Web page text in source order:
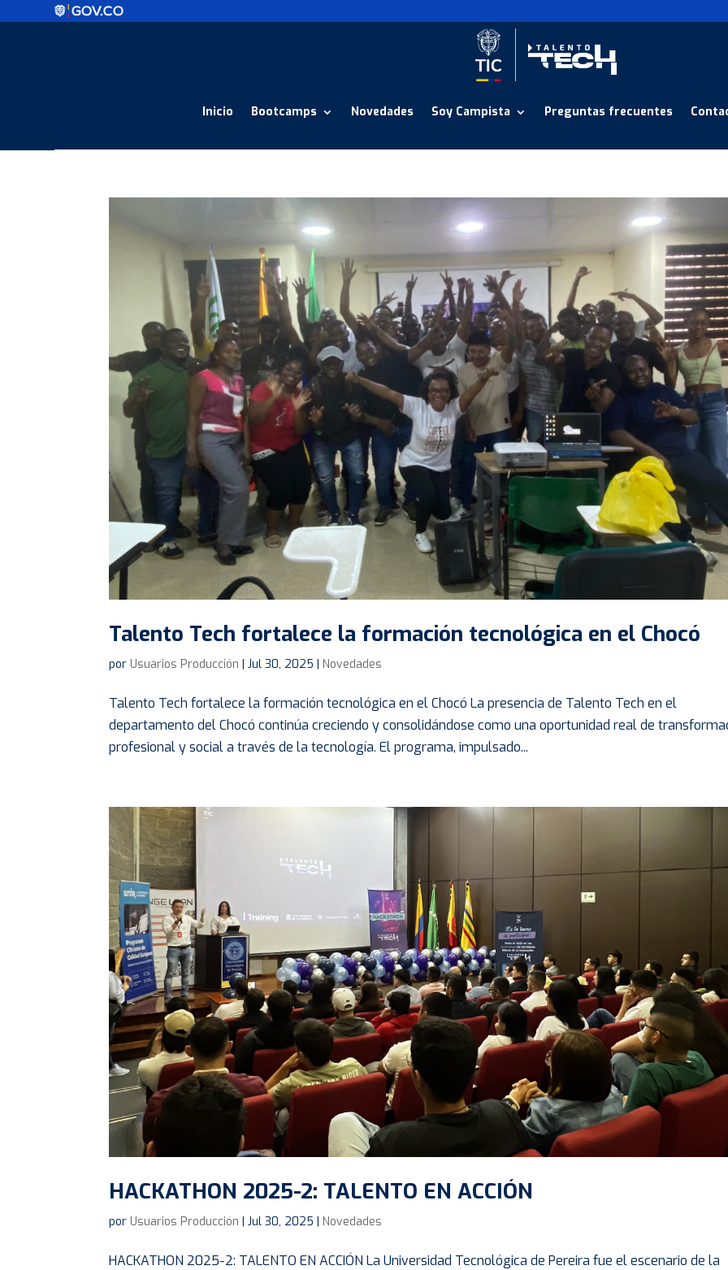
Inicio Bootcamps Novedades Soy Campista Preguntas frecuentes
Talento Tech fortalece la formación tecnológica en el Chocó
por Usuarios Producción |Jul 30, 2025 | Novedades
Talento Tech fortalece la formación tecnológica en el Chocó La presencia de Talento Tech en el
departamento del Chocó continúa creciendo y consolidándose como una oportunidad real de
profesional y social a través de la tecnología. El programa, impulsado...
HACKATHON 2025-2: TALENTO EN ACCIÓN
por Usuarios Producción |Jul 30, 2025 | Novedades
HACKATHON 2025-2: TALENTO EN ACCIÓN La Universidad Tecnológica de Pereira fue el escenario de la